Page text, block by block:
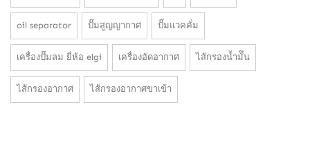
oil separator ปั๊มสูญญากาศ ปั๊มแวคคั่ม
เครื่องปั๊มลม ยี่ห้อ elgi เครื่องอัดอากาศ ไส้กรองน้ำมัึน
ไส้กรองอากาศ ไส้กรองอากาศขาเข้า